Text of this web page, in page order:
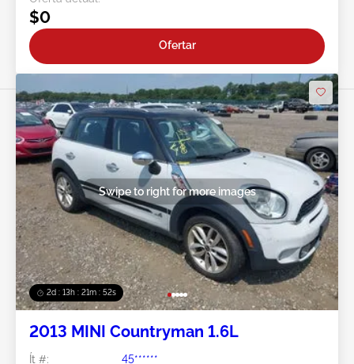
$0
Ofertar
2d : 13h : 21m : 49s
Swipe to right for more images
2013 MINI Countryman 1.6L
Ít #: 45******